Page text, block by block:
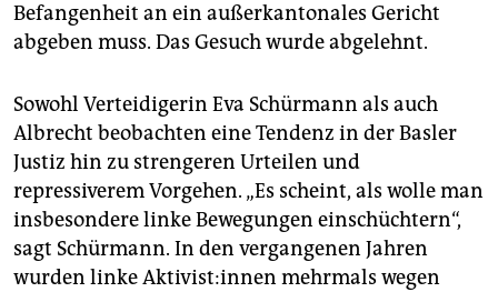
Befangenheit an ein außerkantonales Gericht
abgeben muss. Das Gesuch wurde abgelehnt.
Sowohl Verteidigerin Eva Schürmann als auch
Albrecht beobachten eine Tendenz in der Basler
Justiz hin zu strengeren Urteilen und
repressiverem Vorgehen. „Es scheint, als wolle man
insbesondere linke Bewegungen einschüchtern“,
sagt Schürmann. In den vergangenen Jahren
wurden linke Aktivist:innen mehrmals wegen